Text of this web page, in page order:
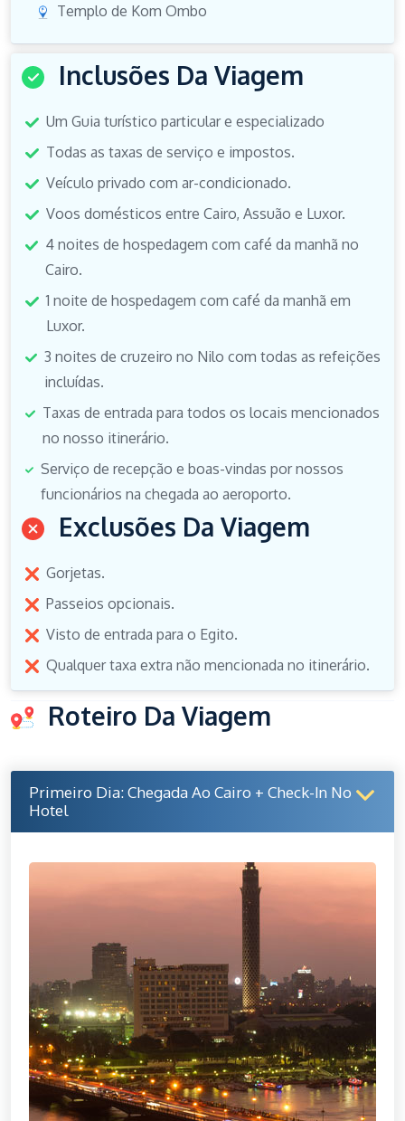
Templo de Kom Ombo
Inclusões Da Viagem
Um Guia turístico particular e especializado
Todas as taxas de serviço e impostos.
Veículo privado com ar-condicionado.
Voos domésticos entre Cairo, Assuão e Luxor.
4 noites de hospedagem com café da manhã no
Cairo.
1 noite de hospedagem com café da manhã em
Luxor.
3 noites de cruzeiro no Nilo com todas as refeições
incluídas.
Taxas de entrada para todos os locais mencionados
no nosso itinerário.
Serviço de recepção e boas-vindas por nossos
funcionários na chegada ao aeroporto.
Exclusões Da Viagem
Gorjetas.
Passeios opcionais.
Visto de entrada para o Egito.
Qualquer taxa extra não mencionada no itinerário.
Roteiro Da Viagem
Primeiro Dia: Chegada Ao Cairo + Check-In No
Hotel